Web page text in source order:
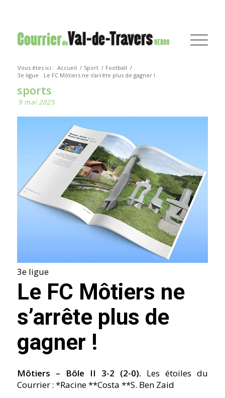
Vous êtes ici : Accueil / Sport / Football /
3e ligue
Le FC Môtiers ne s’arrête plus de gagner !
sports
9 mai 2025
3e ligue
Le FC Môtiers ne
s’arrête plus de
gagner !
Môtiers – Bôle II 3-2 (2-0). Les étoiles du
Courrier : *Racine **Costa **S. Ben Zaid